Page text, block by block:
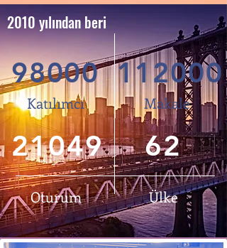
98000 112000
21049 62
Katılımcı Makale
Oturum Ülke
2010 yılından beri